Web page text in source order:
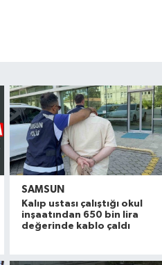
SAMSUN
Kalıp ustası çalıştığı okul
inşaatından 650 bin lira
değerinde kablo çaldı